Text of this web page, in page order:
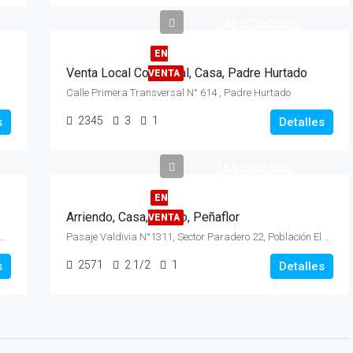
EN
VENTA
Venta Local Comercial, Casa, Padre Hurtado
Calle Primera Transversal N° 614 , Padre Hurtado
2345 3 1 Detalles
Calle Avenida Pelvin Camino Mallarauco Parcela N°4-A2, Pelvin
EN
VENTA
Arriendo, Casa, 1 Piso, Peñaflor
Pasaje Valdivia N°1311, Sector Paradero 22, Población El Castillo
2571 2 1/2 1 Detalles